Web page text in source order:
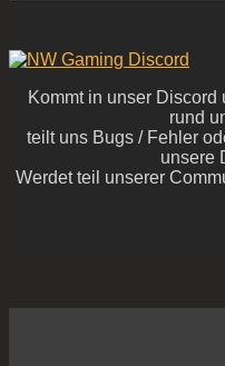
Kommt in unser
rund
teilt uns Bugs / Fehler
unsere
Werdet teil unserer